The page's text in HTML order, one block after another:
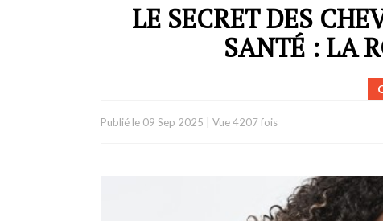
LE SECRET DES
SANTÉ : LA
Publié le 09 Sep 2025 Vue 4207 fois